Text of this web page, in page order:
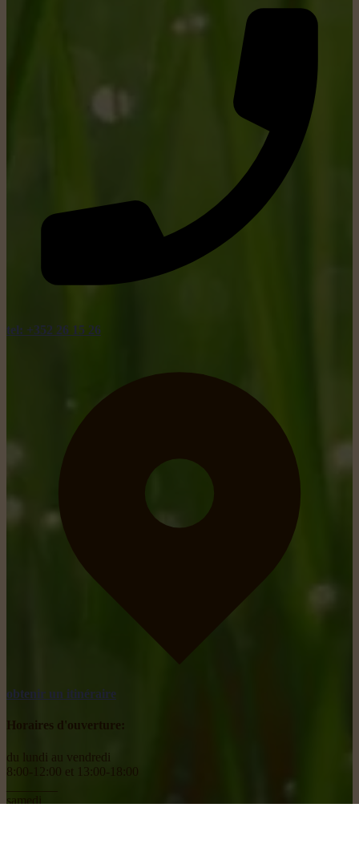
tel: +352 26 15 26
obtenir un itinéraire
Horaires d'ouverture:
du lundi au vendredi
8:00-12:00 et 13:00-18:00
samedi